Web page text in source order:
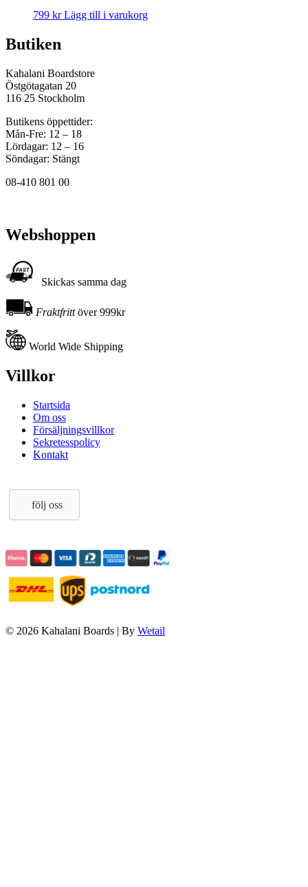
799 kr Lägg till i varukorg
Butiken
Kahalani Boardstore
Östgötagatan 20
116 25 Stockholm
Butikens öppettider:
Mån-Fre: 12 – 18
Lördagar: 12 – 16
Söndagar: Stängt
08-410 801 00
Webshoppen
Skickas samma dag
Fraktfrittöver 999kr
World Wide Shipping
Villkor
Startsida
Om oss
Försäljningsvillkor
Sekretesspolicy
Kontakt
följ oss
© 2026 Kahalani Boards | By Wetail